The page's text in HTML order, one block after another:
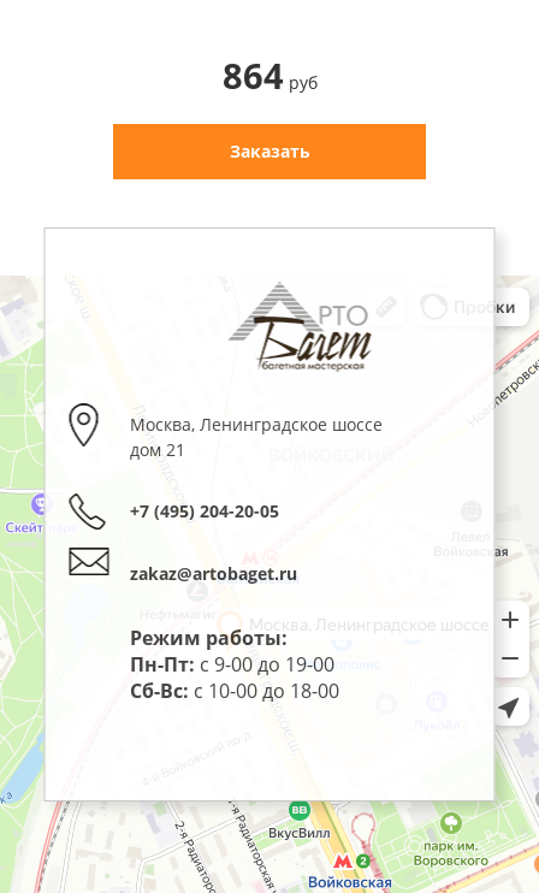
864 руб
Заказать
Москва,Ленинградское шоссе
дом 21
+7 (495) 204-20-05
zakaz@artobaget.ru
Режим работы:
Пн-Пт: с 9-00 до 19-00
Сб-Вс: с 10-00 до 18-00